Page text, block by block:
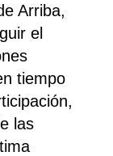
Arriba,
el
tiempo
las